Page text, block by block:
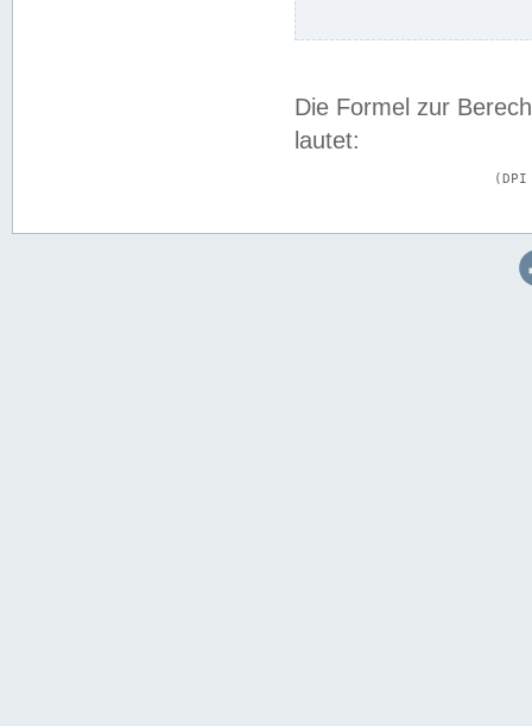
Die Formel zur
lautet: